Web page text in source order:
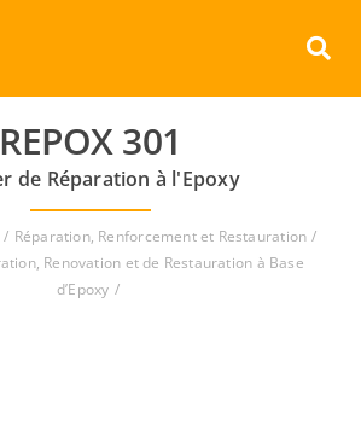
REPOX 301
de Réparation à l'Epoxy
Réparation, Renforcement et Restauration
Renovation et de Restauration à Base
d’Epoxy